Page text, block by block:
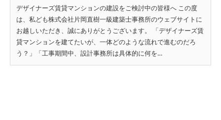
デザイナーズ賃貸マンションの建設をご検討中の皆様へ この度
は、私ども株式会社片岡直樹一級建築士事務所のウェブサイトに
お越しいただき、誠にありがとうございます。 「デザイナーズ賃
貸マンションを建てたいが、一体どのような流れで進むのだろ
う？」「工事期間中、設計事務所は具体的に何を…